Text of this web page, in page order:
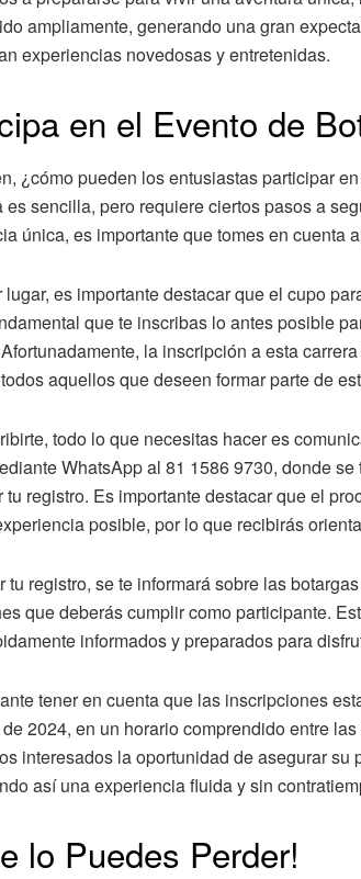
ampliamente, generando una gran
experiencias novedosas y entretenidas.
en el Evento de
¿cómo pueden los entusiastas participar
es sencilla, pero requiere ciertos pasos a
única, es importante que tomes en cuenta
lugar, es importante destacar que el cupo
que te inscribas lo antes posible
la inscripción a esta
aquellos que deseen formar parte de
todo lo que necesitas hacer es
WhatsApp al 81 1586 9730, donde
tu registro. Es importante destacar que el
posible, por lo que recibirás
tu registro, se te informará sobre las
que deberás cumplir como participante.
informados y preparados para
tener en cuenta que las inscripciones
2024, en un horario comprendido entre
interesados la oportunidad de asegurar
así una experiencia fluida y sin
lo Puedes Perder!